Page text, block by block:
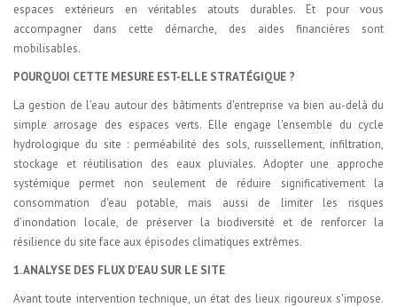
espaces extérieurs en véritables atouts durables. Et pour vous
accompagner dans cette démarche, des aides financières sont
mobilisables.
POURQUOI CETTE MESURE EST-ELLE STRATÉGIQUE ?
La gestion de l'eau autour des bâtiments d'entreprise va bien au-delà du
simple arrosage des espaces verts. Elle engage l'ensemble du cycle
hydrologique du site : perméabilité des sols, ruissellement, infiltration,
stockage et réutilisation des eaux pluviales. Adopter une approche
systémique permet non seulement de réduire significativement la
consommation d'eau potable, mais aussi de limiter les risques
d'inondation locale, de préserver la biodiversité et de renforcer la
résilience du site face aux épisodes climatiques extrêmes.
1. ANALYSE DES FLUX D'EAU SUR LE SITE
Avant toute intervention technique, un état des lieux rigoureux s'impose.